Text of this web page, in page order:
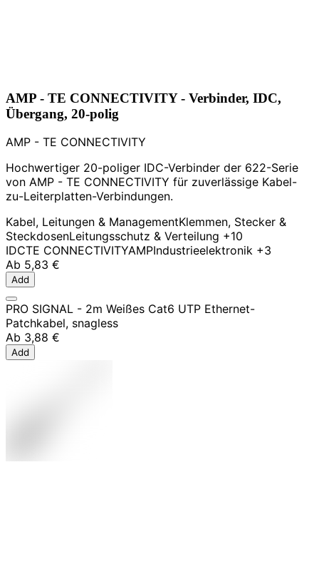
AMP - TE CONNECTIVITY - Verbinder, IDC,
Übergang, 20-polig
AMP - TE CONNECTIVITY
Hochwertiger 20-poliger IDC-Verbinder der 622-Serie
von AMP - TE CONNECTIVITY für zuverlässige Kabel-
zu-Leiterplatten-Verbindungen.
Kabel, Leitungen & ManagementKlemmen, Stecker &
SteckdosenLeitungsschutz & Verteilung +10
IDCTE CONNECTIVITYAMPIndustrieelektronik +3
Ab 5,83 €
Add
PRO SIGNAL - 2m Weißes Cat6 UTP Ethernet-
Patchkabel, snagless
Ab 3,88 €
Add